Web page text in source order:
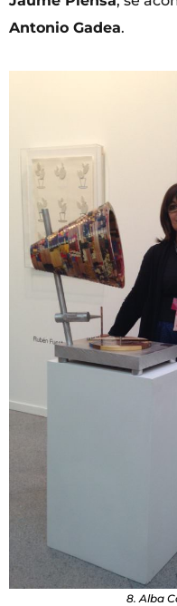
Antonio Gadea.
8. Alba